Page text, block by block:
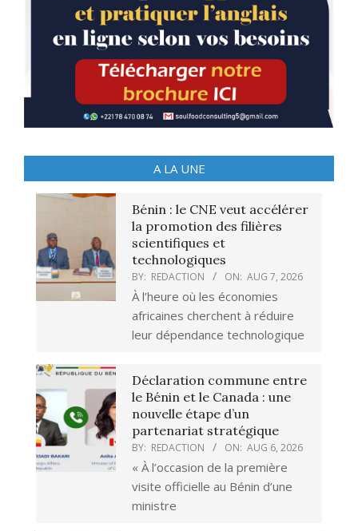
A LA UNE
Bénin : le CNE veut accélérer
la promotion des filières
scientifiques et
technologiques
BY: REDACTION ON: AUG 7, 2026
À l’heure où les économies
africaines cherchent à réduire
leur dépendance technologique
Déclaration commune entre
le Bénin et le Canada : une
nouvelle étape d’un
partenariat stratégique
BY: REDACTION ON: AUG 6, 2026
« À l’occasion de la première
visite officielle au Bénin d’une
ministre